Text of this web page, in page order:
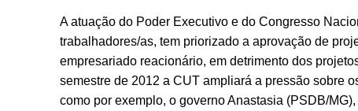
A atuação do Poder Executivo e do Congresso
trabalhadores/as, tem priorizado a aprovação de
empresariado reacionário, em detrimento dos
semestre de 2012 a CUT ampliará a pressão sobre
como por exemplo, o governo Anastasia (PSDB/